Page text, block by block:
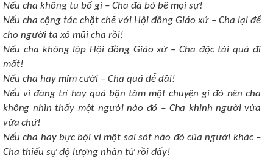
Nếu cha không tu bổ gì – Cha đã bỏ bê mọi sự!
Nếu cha cộng tác chặt chẽ với Hội đồng Giáo xứ – Cha lại để
cho người ta xỏ mũi cha rồi!
Nếu cha không lập Hội đồng Giáo xứ – Cha độc tài quá đi
mất!
Nếu cha hay mỉm cười – Cha quá dễ dãi!
Nếu vì đãng trí hay quá bận tâm một chuyện gì đó nên cha
không nhìn thấy một người nào đó – Cha khinh người vừa
vừa chứ!
Nếu cha hay bực bội vì một sai sót nào đó của người khác –
Cha thiếu sự độ lượng nhân từ rồi đấy!